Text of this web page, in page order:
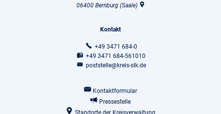
06400 Bernburg (Saale)
Kontakt
+49 3471 684-0
+49 3471 684-561010
poststelle@kreis-slk.de
Kontaktformular
Pressestelle
Standorte der Kreisverwaltung